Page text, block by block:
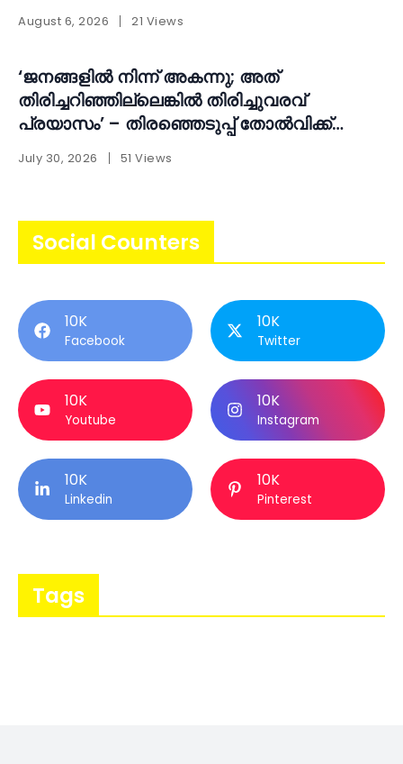
August 6, 2026 21 Views
‘ജനങ്ങളിൽ നിന്ന് അകന്നു; അത്
തിരിച്ചറിഞ്ഞില്ലെങ്കിൽ തിരിച്ചുവരവ്
പ്രയാസം’ – തിരഞ്ഞെടുപ്പ് തോൽവിക്ക്
പിന്നാലെ ആത്മപരിശോധനയുമായി എ.എൻ.
ഷംസീർ
July 30, 2026 51 Views
Social Counters
10K
Facebook
10K
Twitter
10K
Youtube
10K
Instagram
10K
Linkedin
10K
Pinterest
Tags